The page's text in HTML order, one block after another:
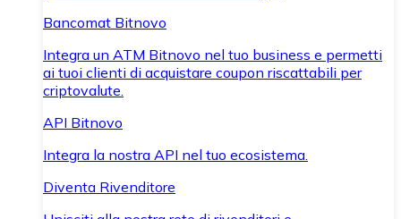
Bancomat Bitnovo
Integra un ATM Bitnovo nel tuo business e permetti
ai tuoi clienti di acquistare coupon riscattabili per
criptovalute.
API Bitnovo
Integra la nostra API nel tuo ecosistema.
Diventa Rivenditore